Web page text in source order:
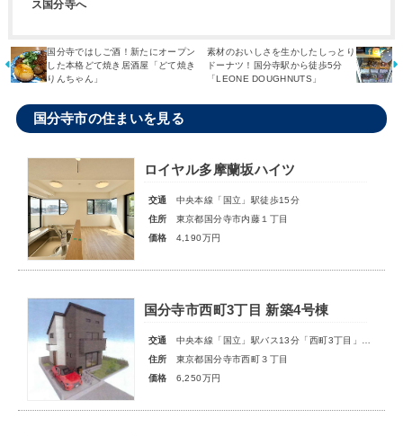
ス国分寺へ
国分寺ではしご酒！新たにオープン
した本格どて焼き居酒屋「どて焼き
りんちゃん」
素材のおいしさを生かしたしっとり
ドーナツ！国分寺駅から徒歩5分
「LEONE DOUGHNUTS」
国分寺市の住まいを見る
ロイヤル多摩蘭坂ハイツ
交通
中央本線「国立」駅徒歩15分
住所
東京都国分寺市内藤１丁目
価格
4,190万円
国分寺市西町3丁目 新築4号棟
交通
中央本線「国立」駅バス13分「西町3丁目」停歩3分
住所
東京都国分寺市西町３丁目
価格
6,250万円